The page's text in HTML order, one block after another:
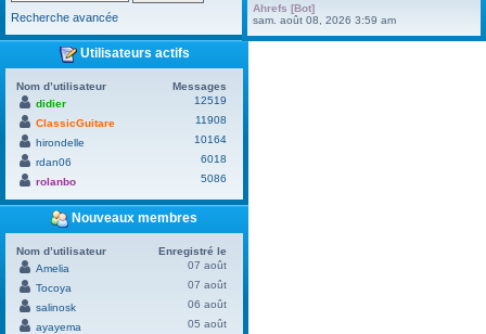
Recherche avancée
Utilisateurs actifs
Nom d’utilisateur
Messages
didier
12519
ClassicGuitare
11908
hirondelle
10164
rdan06
6018
rolanbo
5086
Nouveaux membres
Nom d’utilisateur
Enregistré le
Amelia
07 août
Tocoya
07 août
salinosk
06 août
ayayema
05 août
Ahrefs [Bot]
sam. août 08, 2026 3:59 am